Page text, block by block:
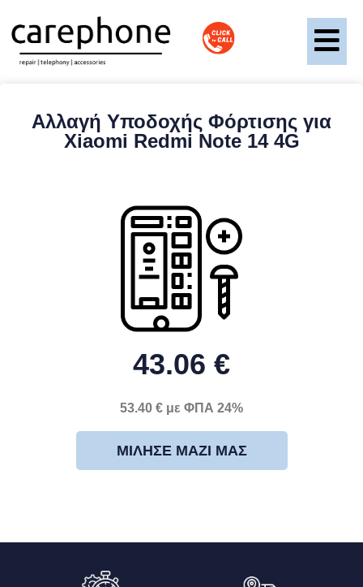
Αλλαγή Υποδοχής Φόρτισης για
Xiaomi Redmi Note 14 4G
43.06 €
53.40 € με ΦΠΑ 24%
ΜΊΛΗΣΕ ΜΑΖΊ ΜΑΣ